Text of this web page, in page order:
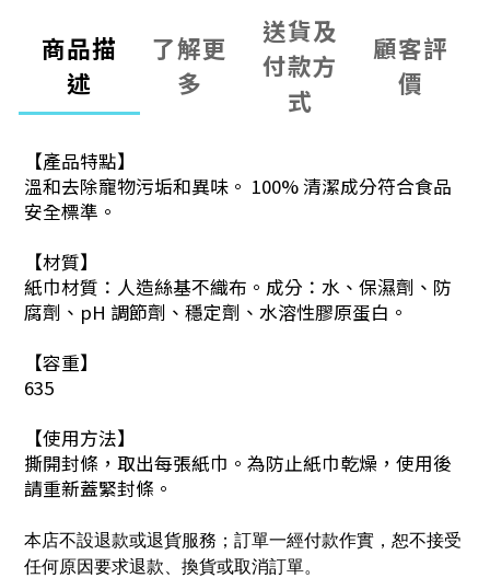
商品描
述
了解更
多
送貨及
付款方
式
顧客評
價
【產品特點】
溫和去除寵物污垢和異味。 100% 清潔成分符合食品
安全標準。
【材質】
紙巾材質：人造絲基不織布。成分：水、保濕劑、防
腐劑、pH 調節劑、穩定劑、水溶性膠原蛋白。
【容重】
635
【使用方法】
撕開封條，取出每張紙巾。為防止紙巾乾燥，使用後
請重新蓋緊封條。
本店不設退款或退貨服務；訂單一經付款作實，恕不接受
任何原因要求退款、換貨或取消訂單。